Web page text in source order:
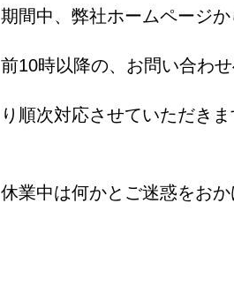
期間中、弊社ホームページ
前10時以降の、お問い合わ
り順次対応させていただきま
休業中は何かとご迷惑をお